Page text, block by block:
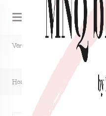
Verzendkosten NL €1,50,
DE €2,95,
Home De zak van de